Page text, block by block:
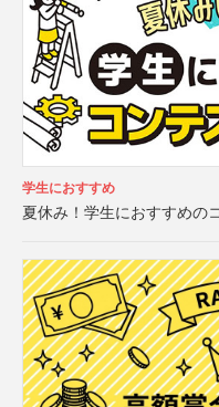
学生におすすめ
夏休み！学生におすすめの